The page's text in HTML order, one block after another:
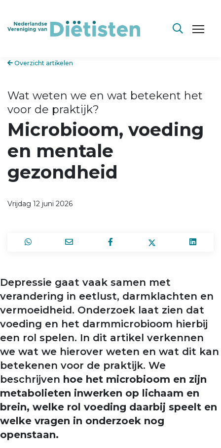
Overzicht artikelen
Wat weten we en wat betekent het
voor de praktijk?
Microbioom, voeding
en mentale
gezondheid
Vrijdag 12 juni 2026
Depressie gaat vaak samen met
verandering in eetlust, darmklachten en
vermoeidheid. Onderzoek laat zien dat
voeding en het darmmicrobioom hierbij
een rol spelen. In dit artikel verkennen
we wat we hierover weten en wat dit kan
betekenen voor de praktijk. We
beschrijven hoe het microbioom en zijn
metabolieten inwerken op lichaam en
brein, welke rol voeding daarbij speelt en
welke vragen in onderzoek nog
openstaan.